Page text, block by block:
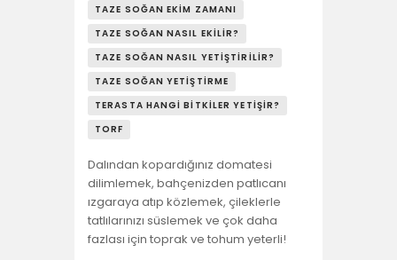
TAZE SOĞAN EKIM ZAMANI
TAZE SOĞAN NASIL EKILIR?
TAZE SOĞAN NASIL YETIŞTIRILIR?
TAZE SOĞAN YETIŞTIRME
TERASTA HANGI BITKILER YETIŞIR?
TORF
Dalından kopardığınız domatesi
dilimlemek, bahçenizden patlıcanı
ızgaraya atıp közlemek, çileklerle
tatlılarınızı süslemek ve çok daha
fazlası için toprak ve tohum yeterli!